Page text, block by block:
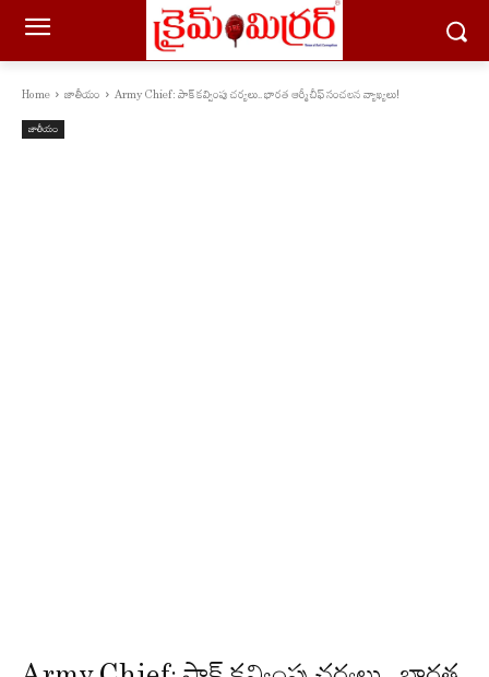
Home జాతీయం Army Chief: పాక్ కవ్వింపు చర్యలు.. భారత ఆర్మీ చీఫ్ సంచలన వ్యాఖ్యలు!
జాతీయం